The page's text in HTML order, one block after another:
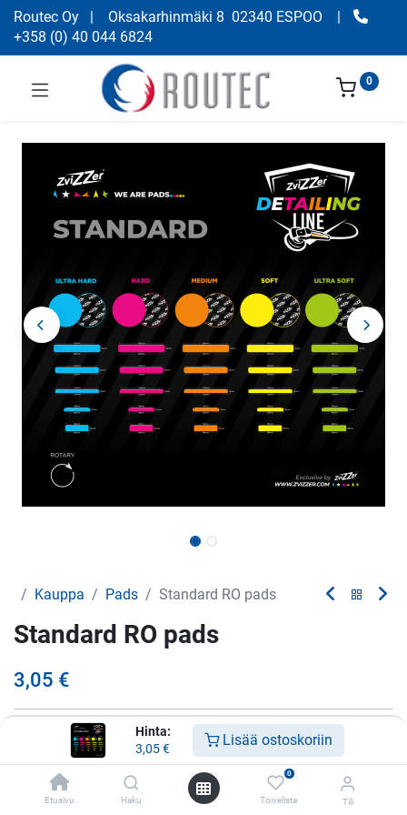
Hinta:
3,05€ Lisää ostoskoriin
Etusivu Haku
0
Toivelista Tili
Routec Oy | Oksakarhinmäki 8 02340 ESPOO
|
+358 (0) 40 044 6824
0
Kauppa Pads Standard RO pads
Standard RO pads
3,05 €
80/20/76
90/12/76
150/12/140
+